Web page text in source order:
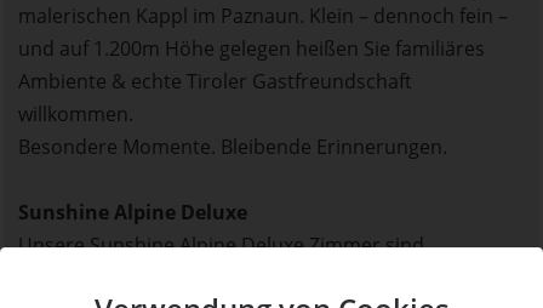
malerischen Kappl im Paznaun. Klein – dennoch fein –
und auf 1.200m Höhe gelegen heißen Sie familiäres
Ambiente & echte Tiroler Gastfreundschaft
willkommen.
Besondere Momente. Bleibende Erinnerungen.
Sunshine Alpine Deluxe
Unsere Sunshine Alpine Deluxe Zimmer sind